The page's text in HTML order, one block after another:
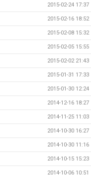
2015-02-24 17:37
2015-02-16 18:52
2015-02-08 15:32
2015-02-05 15:55
2015-02-02 21:43
2015-01-31 17:33
2015-01-30 12:24
2014-12-16 18:27
2014-11-25 11:03
2014-10-30 16:27
2014-10-30 11:16
2014-10-15 15:23
2014-10-06 10:51